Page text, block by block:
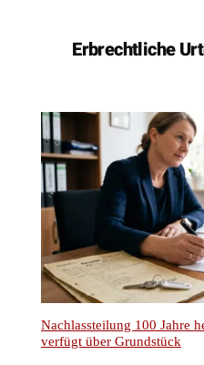
Erbrechtliche
Nachlassteilung 100 Jahre
verfügt über Grundstück